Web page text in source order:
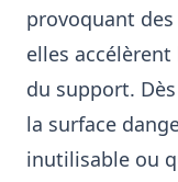
provoquant
elles
du support.
la surface
inutilisable ou